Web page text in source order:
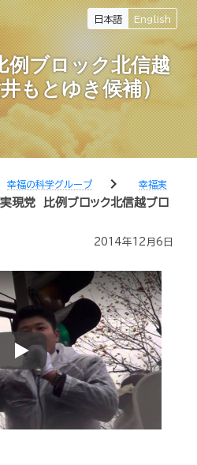
日本語 English
ブロック北信越
もとゆき候補）
幸福の科学グループ chevron_right
幸福実
現党 比例ブロック北信越ブロ
2014年12月6日
Play